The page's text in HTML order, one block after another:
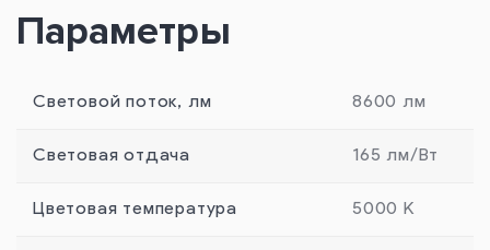
Параметры
Световой поток, лм 8600 лм
Световая отдача 165 лм/Вт
Цветовая температура 5000 К